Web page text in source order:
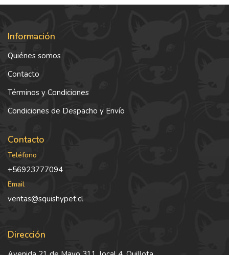
Información
Quiénes somos
Contacto
Términos y Condiciones
Condiciones de Despacho y Envío
Contacto
Teléfono
+56923777094
Email
ventas@squishypet.cl
Dirección